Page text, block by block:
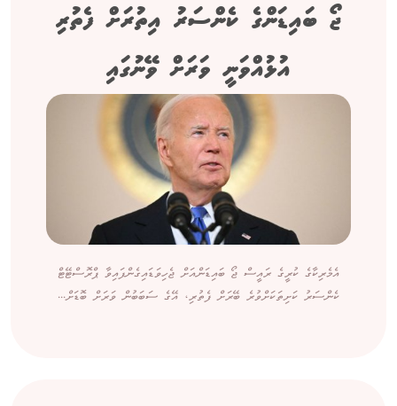
ޖޯ ބައިޑަންގެ ކެންސަރު އިތުރަށް ފެތުރި
އުޅުއްވަނީ ވަރަށް ވޭނުގައި
އެމެރިކާގެ ކުރީގެ ރައީސް ޖޯ ބައިޑަންއަށް ޖެހިވަޑައިގެންފައިވާ ޕްރޮސްޓޭޓް
ކެންސަރު ކަށިތަކަށްވުރެ ބޭރަށް ފެތުރި، އޭގެ ސަބަބުން ވަރަށް ބޮޑަށް...